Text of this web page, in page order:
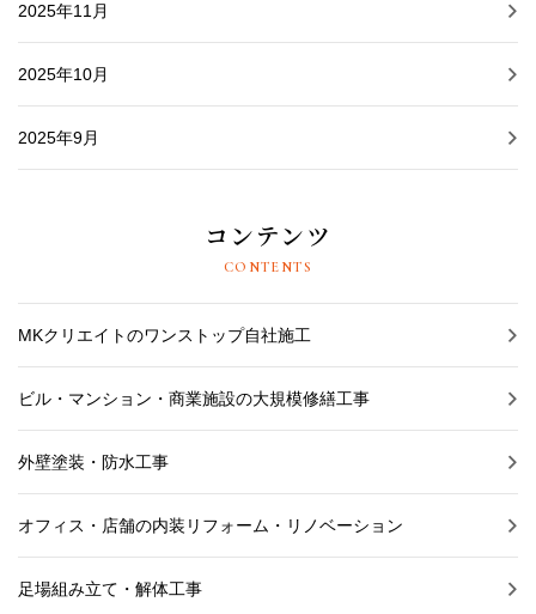
2025年11月
2025年10月
2025年9月
コンテンツ
CONTENTS
MKクリエイトのワンストップ自社施工
ビル・マンション・商業施設の大規模修繕工事
外壁塗装・防水工事
オフィス・店舗の内装リフォーム・リノベーション
足場組み立て・解体工事